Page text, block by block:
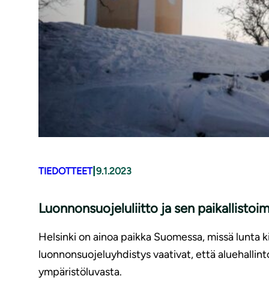
TIEDOTTEET| 9.1.2023
Luon­non­suo­je­lu­liit­to ja sen
Helsinki on ainoa paikka Suomessa, missä
luonnonsuojeluyhdistys vaativat, että
ympäristöluvasta.